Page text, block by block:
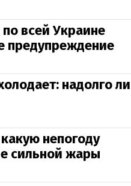
всей Украине
предупреждение
надолго ли
непогоду
сильной жары